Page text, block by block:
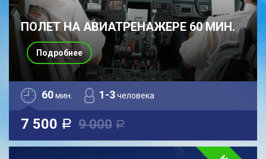
ПОЛЕТ НА АВИАТРЕНАЖЕРЕ 60 МИН.
60мин. 1-3человека
7 500 a 9 000 a
Подробнее